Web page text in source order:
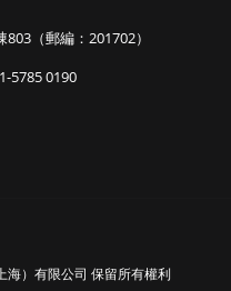
（郵編：201702）
5785 0190
）有限公司 保留所有權利